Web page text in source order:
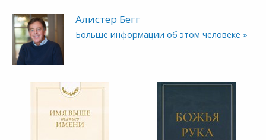
Алистер Бегг
Больше информации об этом человеке »